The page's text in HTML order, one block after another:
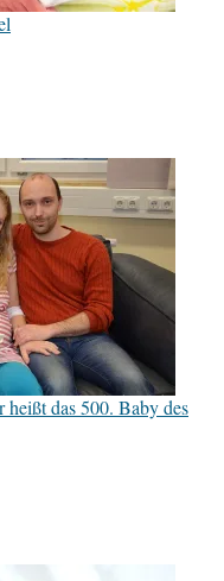
das 500. Baby des